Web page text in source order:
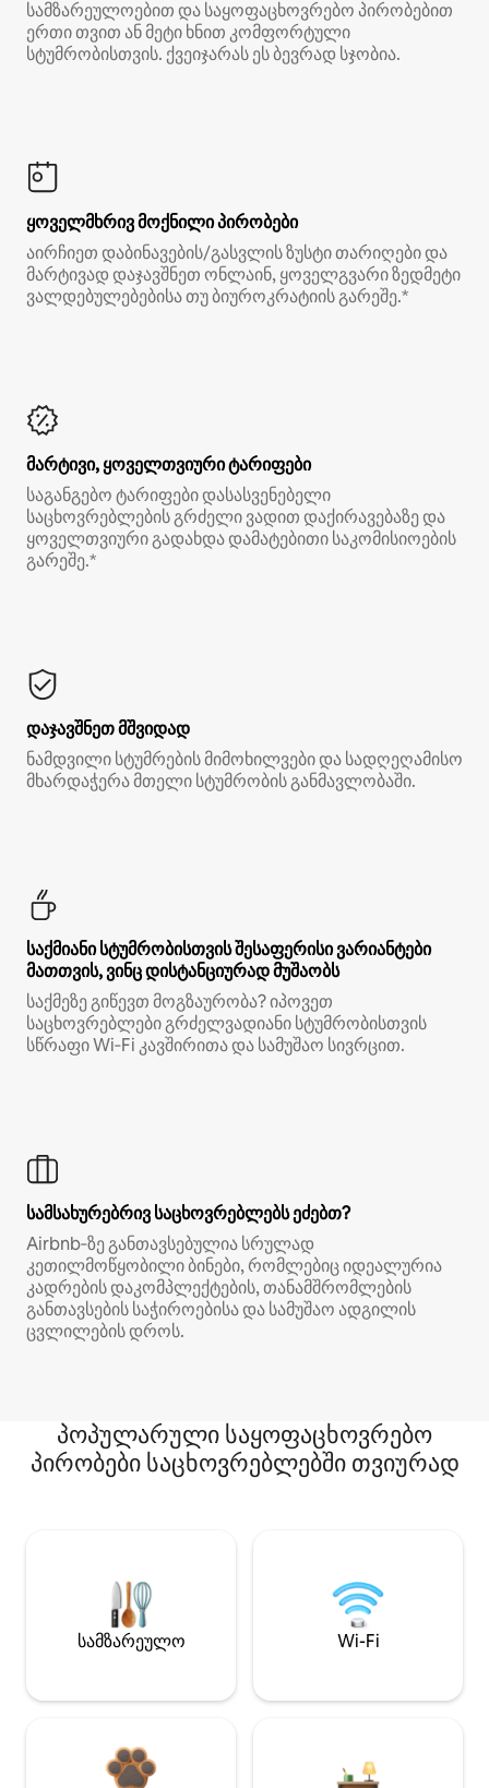
სამზარეულოებით და საყოფაცხოვრებო პირობებით
ერთი თვით ან მეტი ხნით კომფორტული
სტუმრობისთვის. ქვეიჯარას ეს ბევრად სჯობია.
ყოველმხრივ მოქნილი პირობები
აირჩიეთ დაბინავების/გასვლის ზუსტი თარიღები და
მარტივად დაჯავშნეთ ონლაინ, ყოველგვარი ზედმეტი
ვალდებულებებისა თუ ბიუროკრატიის გარეშე.*
მარტივი, ყოველთვიური ტარიფები
საგანგებო ტარიფები დასასვენებელი
საცხოვრებლების გრძელი ვადით დაქირავებაზე და
ყოველთვიური გადახდა დამატებითი საკომისიოების
გარეშე.*
დაჯავშნეთ მშვიდად
ნამდვილი სტუმრების მიმოხილვები და სადღეღამისო
მხარდაჭერა მთელი სტუმრობის განმავლობაში.
საქმიანი სტუმრობისთვის შესაფერისი ვარიანტები
მათთვის, ვინც დისტანციურად მუშაობს
საქმეზე გიწევთ მოგზაურობა? იპოვეთ
საცხოვრებლები გრძელვადიანი სტუმრობისთვის
სწრაფი Wi‑Fi კავშირითა და სამუშაო სივრცით.
სამსახურებრივ საცხოვრებლებს ეძებთ?
Airbnb‑ზე განთავსებულია სრულად
კეთილმოწყობილი ბინები, რომლებიც იდეალურია
კადრების დაკომპლექტების, თანამშრომლების
განთავსების საჭიროებისა და სამუშაო ადგილის
ცვლილების დროს.
პოპულარული საყოფაცხოვრებო
პირობები საცხოვრებლებში თვიურად
სამზარეულო Wi-Fi